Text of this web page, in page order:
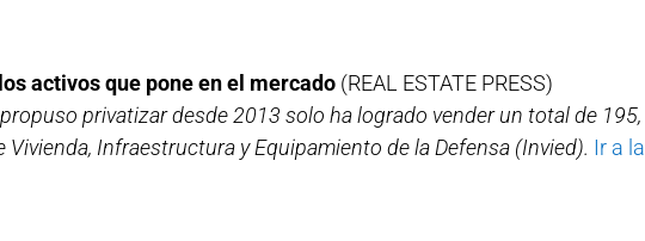
activos que pone en el mercado (REAL ESTATE PRESS)
privatizar desde 2013 solo ha logrado vender un total de 195,
Infraestructura y Equipamiento de la Defensa (Invied). Ir a la